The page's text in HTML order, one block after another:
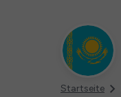
Startseite